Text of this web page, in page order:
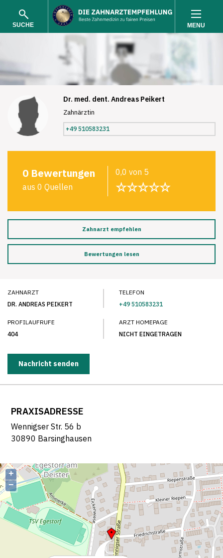
SUCHE
SUCHEN
MENU
Dr. med. dent. Andreas Peikert
Zahnärztin
+49 510583231
0 Bewertungen
aus 0 Quellen
0,0 von 5
☆☆☆☆☆
Zahnarzt empfehlen
Bewertungen lesen
ZAHNARZT
DR. ANDREAS PEIKERT
TELEFON
+49 510583231
PROFILAUFRUFE
404
ARZT HOMEPAGE
NICHT EINGETRAGEN
Nachricht senden
PRAXISADRESSE
Wennigser Str. 56 b
30890 Barsinghausen